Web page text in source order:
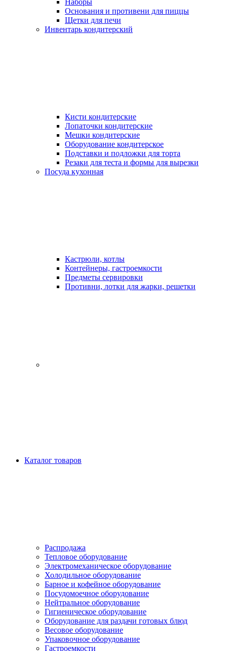
Наборы
Основания и противени для пиццы
Щетки для печи
Инвентарь кондитерский
Кисти кондитерские
Лопаточки кондитерские
Мешки кондитерские
Оборудование кондитерское
Подставки и подложки для торта
Резаки для теста и формы для вырезки
Посуда кухонная
Кастрюли, котлы
Контейнеры, гастроемкости
Предметы сервировки
Противни, лотки для жарки, решетки
Каталог товаров
Распродажа
Тепловое оборудование
Электромеханическое оборудование
Холодильное оборудование
Барное и кофейное оборудование
Посудомоечное оборудование
Нейтральное оборудование
Гигиеническое оборудование
Оборудование для раздачи готовых блюд
Весовое оборудование
Упаковочное оборудование
Гастроемкости